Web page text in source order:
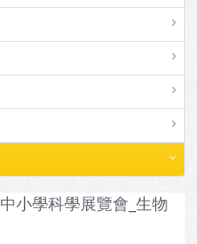
小學科學展覽會_生物